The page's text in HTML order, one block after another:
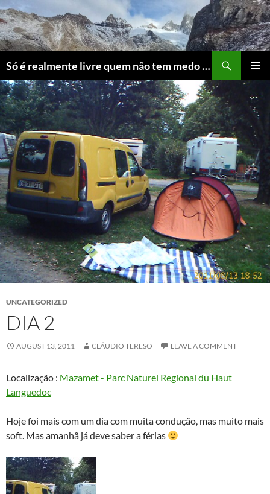
Skip
to
content
Só é realmente livre quem não tem medo do ridículo
MENU
UNCATEGORIZED
DIA 2
AUGUST 13, 2011 CLÁUDIO TERESO LEAVE A COMMENT
Localização : Mazamet - Parc Naturel Regional du Haut
Languedoc
Hoje foi mais com um dia com muita condução, mas muito mais
soft. Mas amanhã já deve saber a férias